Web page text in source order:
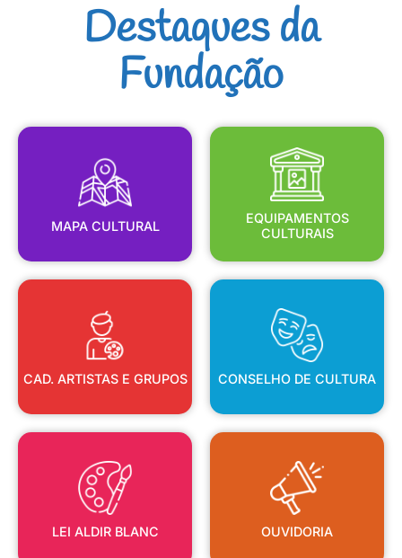
Destaques da
Fundação
MAPA CULTURAL
MAPA CULTURAL
EQUIPAMENTOS
CULTURAIS
EQUIPAMENTOS
CULTURAIS
CAD. ARTISTAS E GRUPOS
CAD. ARTISTAS E GRUPOS
CONSELHO DE CULTURA
CONSELHO DE CULTURA
LEI ALDIR BLANC
LEI ALDIR BLANC
OUVIDORIA
OUVIDORIA